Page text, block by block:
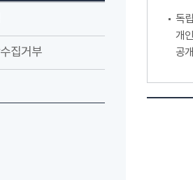
집거부
독
개
공